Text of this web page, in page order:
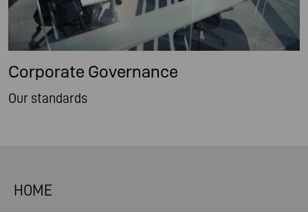
Corporate Governance
Our standards
HOME